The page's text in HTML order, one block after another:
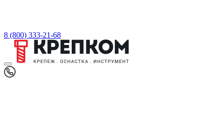
8 (800) 333-21-68